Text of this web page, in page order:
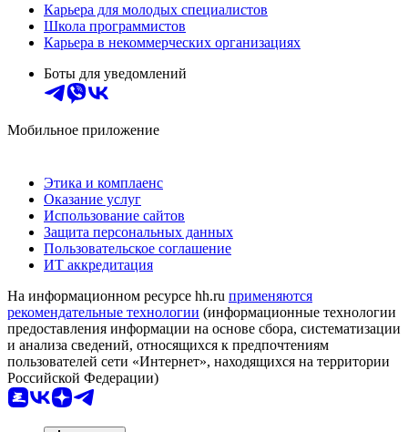
Карьера для молодых специалистов
Школа программистов
Карьера в некоммерческих организациях
Боты для уведомлений
Мобильное приложение
Этика и комплаенс
Оказание услуг
Использование сайтов
Защита персональных данных
Пользовательское соглашение
ИТ аккредитация
На информационном ресурсе hh.ru применяются
рекомендательные технологии (информационные технологии
предоставления информации на основе сбора, систематизации
и анализа сведений, относящихся к предпочтениям
пользователей сети «Интернет», находящихся на территории
Российской Федерации)